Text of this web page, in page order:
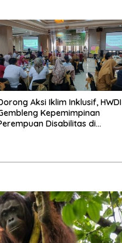
Aksi Iklim Inklusif, HWDI
Kepemimpinan
Disabilitas di